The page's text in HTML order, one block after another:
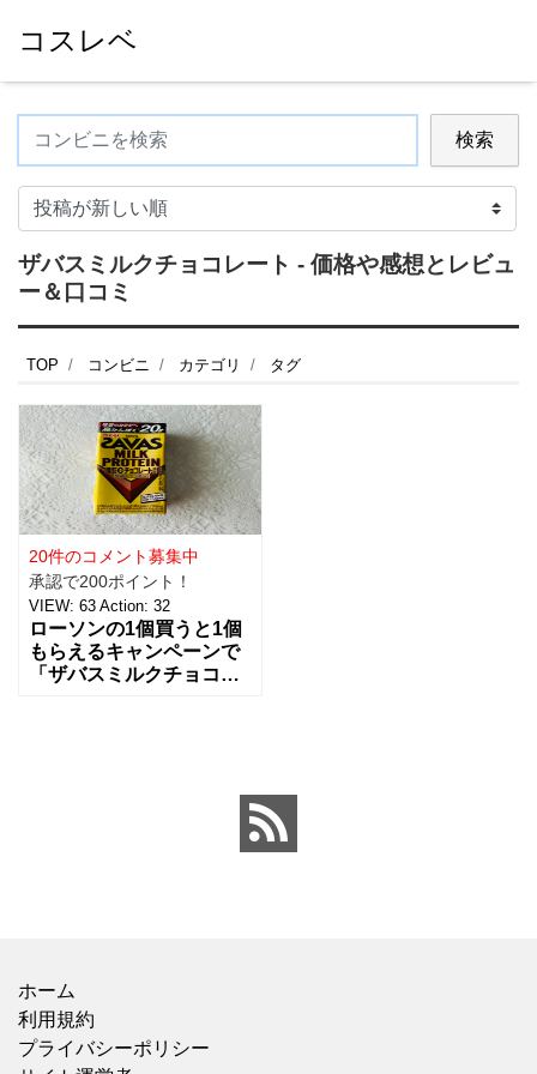
コスレベ
検索
ザバスミルクチョコレート - 価格や感想とレビュ
ー＆口コミ
TOP コンビニ カテゴリ タグ
20件のコメント募集中
承認で200ポイント！
VIEW: 63 Action: 32
ローソンの1個買うと1個
もらえるキャンペーンで
「ザバスミルクチョコレ
ホーム
利用規約
プライバシーポリシー